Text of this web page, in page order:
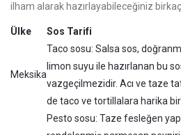
ilham alarak hazırlayabileceğiniz
Ülke Sos Tarifi
Meksika
Taco sosu: Salsa sos,
limon suyu ile hazırlanan bu
vazgeçilmezidir. Acı ve taze
de taco ve tortillalara harika
Pesto sosu: Taze fesleğen